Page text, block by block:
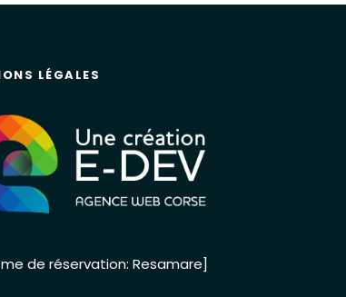
LÉGALES
de réservation: Resamare]